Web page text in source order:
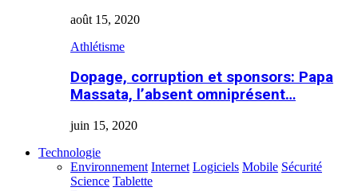
août 15, 2020
Athlétisme
Dopage, corruption et sponsors: Papa
Massata, l’absent omniprésent…
juin 15, 2020
Technologie
Environnement Internet Logiciels Mobile Sécurité
Science Tablette